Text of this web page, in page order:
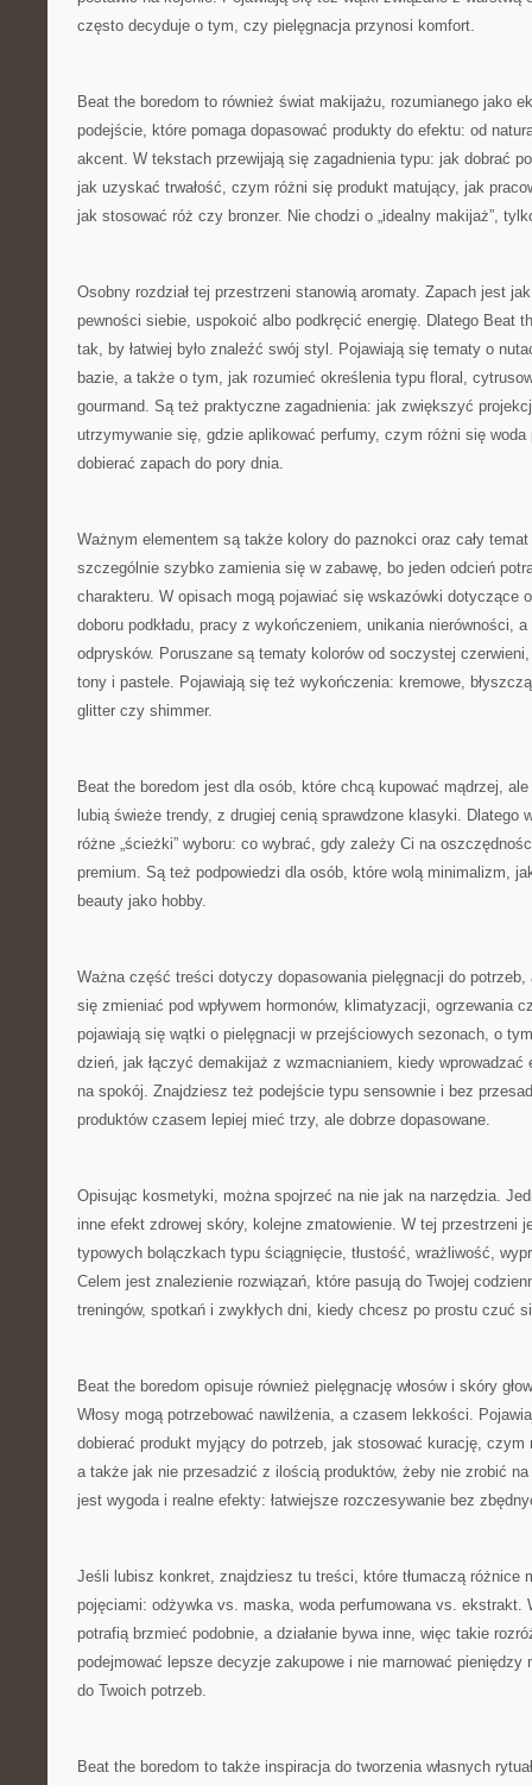
często decyduje o tym, czy pielęgnacja przynosi komfort.
Beat the boredom to również świat makijażu, rozumianego jako
podejście, które pomaga dopasować produkty do efektu: od
akcent. W tekstach przewijają się zagadnienia typu: jak dobrać
jak uzyskać trwałość, czym różni się produkt matujący, jak
jak stosować róż czy bronzer. Nie chodzi o „idealny makijaż”,
Osobny rozdział tej przestrzeni stanowią aromaty. Zapach jest
pewności siebie, uspokoić albo podkręcić energię. Dlatego Beat
tak, by łatwiej było znaleźć swój styl. Pojawiają się tematy o
bazie, a także o tym, jak rozumieć określenia typu floral,
gourmand. Są też praktyczne zagadnienia: jak zwiększyć
utrzymywanie się, gdzie aplikować perfumy, czym różni się woda
dobierać zapach do pory dnia.
Ważnym elementem są także kolory do paznokci oraz cały
szczególnie szybko zamienia się w zabawę, bo jeden odcień
charakteru. W opisach mogą pojawiać się wskazówki dotyczące
doboru podkładu, pracy z wykończeniem, unikania nierówności,
odprysków. Poruszane są tematy kolorów od soczystej
tony i pastele. Pojawiają się też wykończenia: kremowe,
glitter czy shimmer.
Beat the boredom jest dla osób, które chcą kupować mądrzej,
lubią świeże trendy, z drugiej cenią sprawdzone klasyki. Dlatego
różne „ścieżki” wyboru: co wybrać, gdy zależy Ci na
premium. Są też podpowiedzi dla osób, które wolą minimalizm,
beauty jako hobby.
Ważna część treści dotyczy dopasowania pielęgnacji do
się zmieniać pod wpływem hormonów, klimatyzacji, ogrzewania
pojawiają się wątki o pielęgnacji w przejściowych sezonach, o
dzień, jak łączyć demakijaż z wzmacnianiem, kiedy
na spokój. Znajdziesz też podejście typu sensownie i bez
produktów czasem lepiej mieć trzy, ale dobrze dopasowane.
Opisując kosmetyki, można spojrzeć na nie jak na narzędzia.
inne efekt zdrowej skóry, kolejne zmatowienie. W tej przestrzeni
typowych bolączkach typu ściągnięcie, tłustość, wrażliwość,
Celem jest znalezienie rozwiązań, które pasują do Twojej
treningów, spotkań i zwykłych dni, kiedy chcesz po prostu czuć
Beat the boredom opisuje również pielęgnację włosów i skóry
Włosy mogą potrzebować nawilżenia, a czasem lekkości.
dobierać produkt myjący do potrzeb, jak stosować kurację, czym
a także jak nie przesadzić z ilością produktów, żeby nie zrobić na
jest wygoda i realne efekty: łatwiejsze rozczesywanie bez
Jeśli lubisz konkret, znajdziesz tu treści, które tłumaczą różnice
pojęciami: odżywka vs. maska, woda perfumowana vs. ekstrakt.
potrafią brzmieć podobnie, a działanie bywa inne, więc takie
podejmować lepsze decyzje zakupowe i nie marnować pieniędzy
do Twoich potrzeb.
Beat the boredom to także inspiracja do tworzenia własnych